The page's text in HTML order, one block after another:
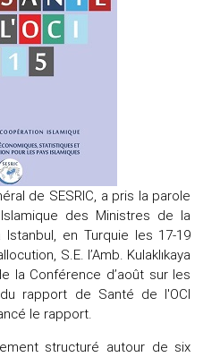
de SESRIC, a pris la parole
des Ministres de la
en Turquie les 17-19
S.E. l’Amb. Kulaklıkaya
la Conférence d’août sur les
rapport de Santé de l'OCI
le rapport.
structuré autour de six